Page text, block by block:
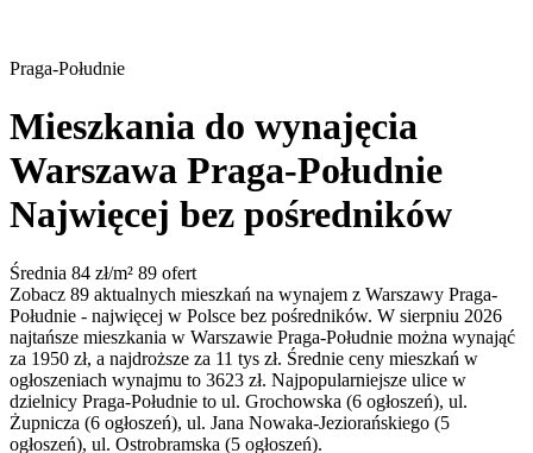
Praga-Południe
Mieszkania do wynajęcia
Warszawa Praga-Południe
Najwięcej bez pośredników
Średnia 84 zł/m² 89 ofert
Zobacz 89 aktualnych mieszkań na wynajem z Warszawy Praga-
Południe - najwięcej w Polsce bez pośredników. W sierpniu 2026
najtańsze mieszkania w Warszawie Praga-Południe można wynająć
za 1950 zł, a najdroższe za 11 tys zł. Średnie ceny mieszkań w
ogłoszeniach wynajmu to 3623 zł. Najpopularniejsze ulice w
dzielnicy Praga-Południe to ul. Grochowska (6 ogłoszeń), ul.
Żupnicza (6 ogłoszeń), ul. Jana Nowaka-Jeziorańskiego (5
ogłoszeń), ul. Ostrobramska (5 ogłoszeń).